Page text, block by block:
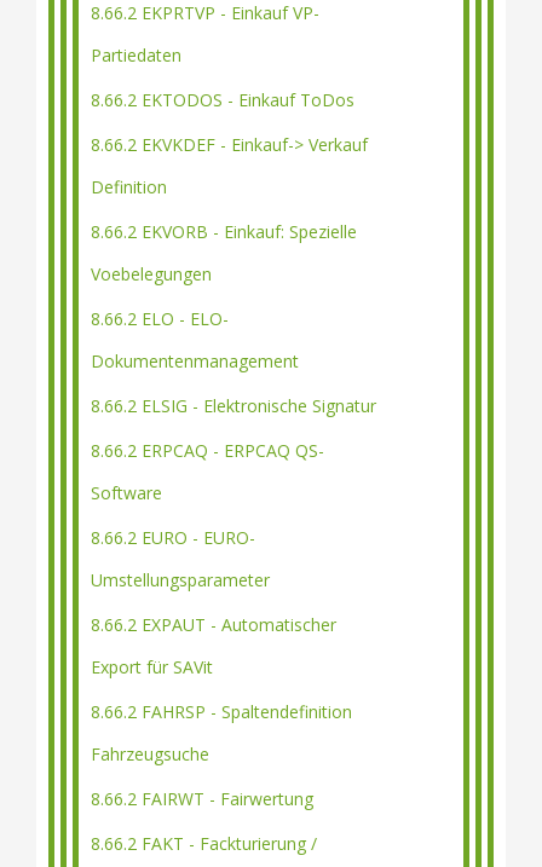
8.66.2 EKPRTVP - Einkauf VP-
Partiedaten
8.66.2 EKTODOS - Einkauf ToDos
8.66.2 EKVKDEF - Einkauf-> Verkauf
Definition
8.66.2 EKVORB - Einkauf: Spezielle
Voebelegungen
8.66.2 ELO - ELO-
Dokumentenmanagement
8.66.2 ELSIG - Elektronische Signatur
8.66.2 ERPCAQ - ERPCAQ QS-
Software
8.66.2 EURO - EURO-
Umstellungsparameter
8.66.2 EXPAUT - Automatischer
Export für SAVit
8.66.2 FAHRSP - Spaltendefinition
Fahrzeugsuche
8.66.2 FAIRWT - Fairwertung
8.66.2 FAKT - Fackturierung /